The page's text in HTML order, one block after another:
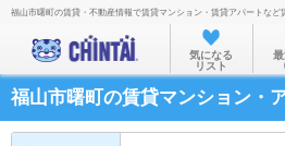
お部屋を探す
沿線・
住所から
福山市曙町の賃貸・不動産情報で賃貸マンション・賃貸アパートなど
気になる
リスト
福山市曙町の賃貸マンション・